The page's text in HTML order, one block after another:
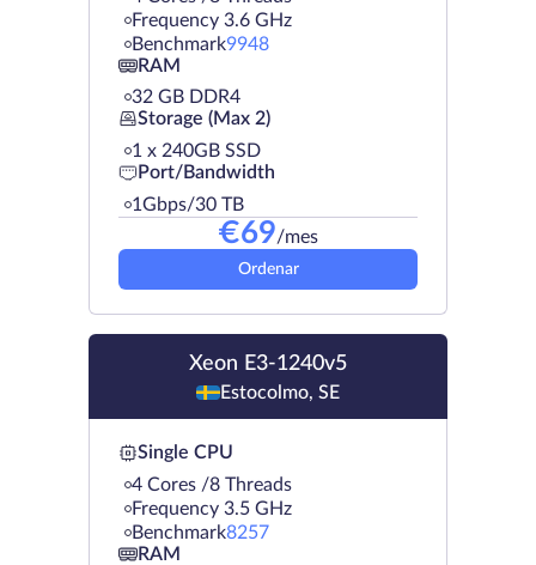
Frequency 3.6 GHz
Benchmark9948
RAM
32 GB DDR4
Storage (Max 2)
1 х 240GB SSD
Port/Bandwidth
1Gbps/30 TB
€69/mes
Ordenar
Xeon E3-1240v5
Estocolmo, SE
Single CPU
4 Cores /8 Threads
Frequency 3.5 GHz
Benchmark8257
RAM